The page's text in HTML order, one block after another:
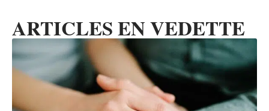
ARTICLES EN VEDETTE